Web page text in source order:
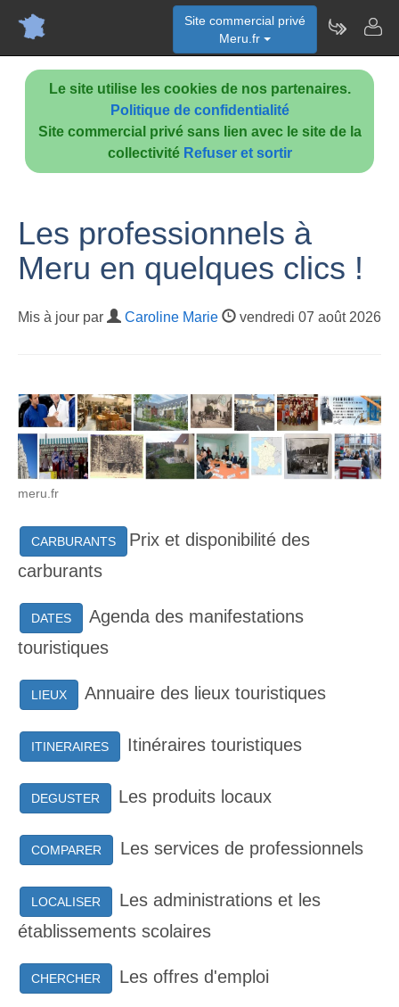
Le site utilise les cookies de nos partenaires.
Politique de confidentialité
Site commercial privé sans lien avec le site de la
collectivité Refuser et sortir
Site commercial privé
Meru.fr
Les professionnels à
Meru en quelques clics !
Mis à jour par Caroline Marie vendredi 07 août 2026
meru.fr
CARBURANTS
Prix et disponibilité des
carburants
DATES
Agenda des manifestations
touristiques
LIEUX Annuaire des lieux touristiques
ITINERAIRES Itinéraires touristiques
DEGUSTER Les produits locaux
COMPARER Les services de professionnels
LOCALISER
Les administrations et les
établissements scolaires
CHERCHER Les offres d'emploi